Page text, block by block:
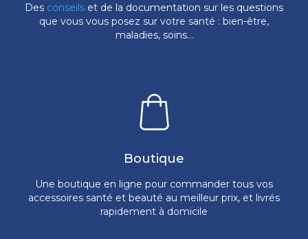
Des conseils et de la documentation sur les questions
que vous vous posez sur votre santé : bien-être,
maladies, soins...
Boutique
Une boutique en ligne pour commander tous vos
accessoires santé et beauté au meilleur prix, et livrés
rapidement à domicile